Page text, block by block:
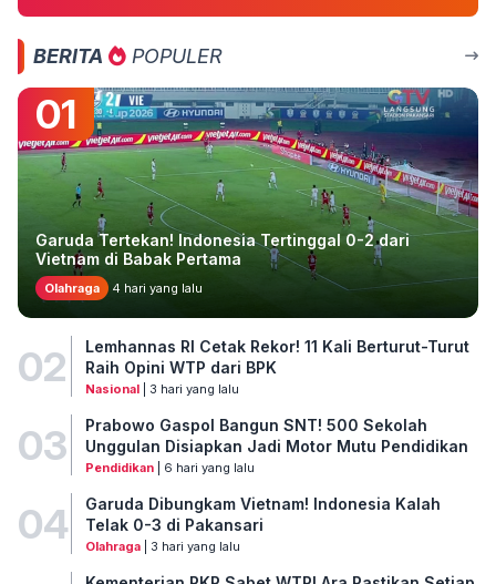
BERITA POPULER
01
Garuda Tertekan! Indonesia Tertinggal 0-2 dari
Vietnam di Babak Pertama
Olahraga 4 hari yang lalu
02
Lemhannas RI Cetak Rekor! 11 Kali Berturut-Turut
Raih Opini WTP dari BPK
Nasional| 3 hari yang lalu
03
Prabowo Gaspol Bangun SNT! 500 Sekolah
Unggulan Disiapkan Jadi Motor Mutu Pendidikan
Pendidikan| 6 hari yang lalu
04
Garuda Dibungkam Vietnam! Indonesia Kalah
Telak 0-3 di Pakansari
Olahraga| 3 hari yang lalu